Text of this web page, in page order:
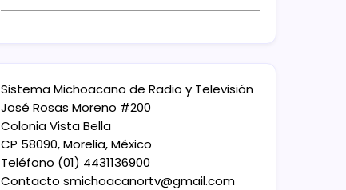
Sistema Michoacano de Radio y Televisión
José Rosas Moreno #200
Colonia Vista Bella
CP 58090, Morelia, México
Teléfono (01) 4431136900
Contacto smichoacanortv@gmail.com